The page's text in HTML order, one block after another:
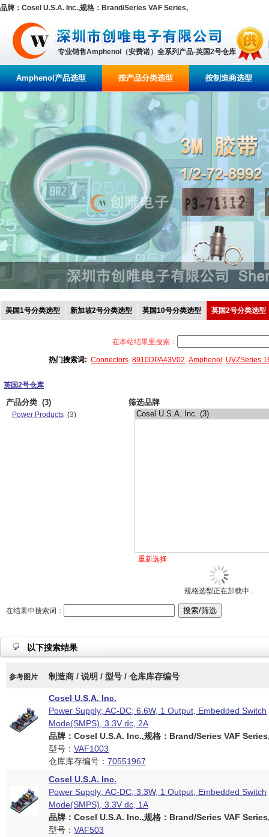
品牌：Cosel U.S.A. Inc.,规格：Brand/Series VAF Series,
专业销售Amphenol（安费诺）全系列产品-英国2号仓库
Amphenol产品选型 按产品分类选型 按制造商选型
美国1号分类选型 新加坡2号分类选型 英国10号分类选型 英国2号分类选型
在本站结果里搜索：
热门搜索词: Connectors 8910DPA43V02 Amphenol UVZSeries
英国2号仓库
产品分类 (3)
Power Products (3)
筛选品牌
重新选择
规格选型正在加载中...
在结果中搜索词：
以下搜索结果
参考图片 制造商 / 说明 / 型号 / 仓库库存编号
Cosel U.S.A. Inc.
Power Supply; AC-DC; 6.6W, 1 Output, Embedded Switch
Mode(SMPS), 3.3V dc, 2A
品牌：Cosel U.S.A. Inc.,规格：Brand/Series VAF
型号： VAF1003
仓库库存编号： 70551967
Cosel U.S.A. Inc.
Power Supply; AC-DC; 3.3W, 1 Output, Embedded Switch
Mode(SMPS), 3.3V dc, 1A
品牌：Cosel U.S.A. Inc.,规格：Brand/Series VAF
型号： VAF503